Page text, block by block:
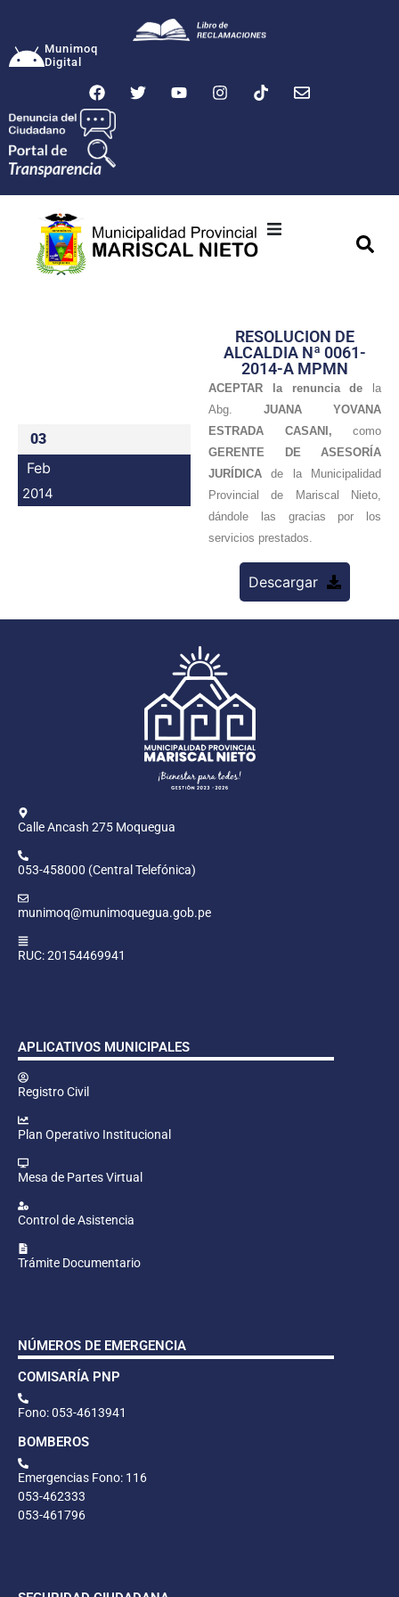
Munimoq
Digital
Transparencia
Seguridad
Intranet
03
Feb
2014
RESOLUCION DE
ALCALDIA Nª 0061-
2014-A MPMN
ACEPTAR la renuncia de la
Abg. JUANA YOVANA
ESTRADA CASANI, como
GERENTE DE ASESORÍA
JURÍDICAde la Municipalidad
Provincial de Mariscal Nieto,
dándole las gracias por los
servicios prestados.
Descargar
Calle Ancash 275 Moquegua
053-458000 (Central Telefónica)
munimoq@munimoquegua.gob.pe
RUC: 20154469941
APLICATIVOS MUNICIPALES
Registro Civil
Plan Operativo Institucional
Mesa de Partes Virtual
Control de Asistencia
Trámite Documentario
NÚMEROS DE EMERGENCIA
COMISARÍA PNP
Fono: 053-4613941
BOMBEROS
Emergencias Fono: 116
053-462333
053-461796